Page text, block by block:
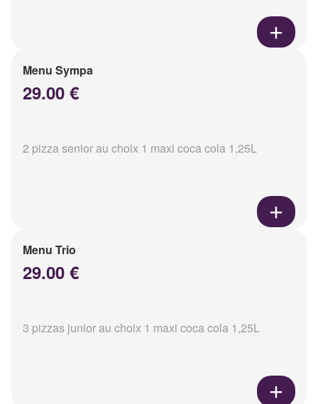
Menu Sympa
29.00 €
2 pizza senior au choix 1 maxi coca cola 1,25L
Menu Trio
29.00 €
3 pizzas junior au choix 1 maxi coca cola 1,25L